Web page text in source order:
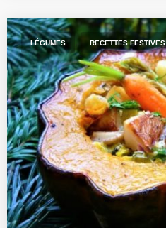
LÉGUMES , RECETTES FESTIVES